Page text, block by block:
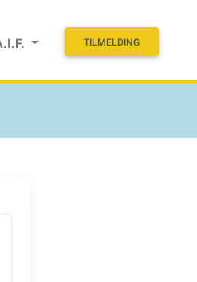
TILMELDING